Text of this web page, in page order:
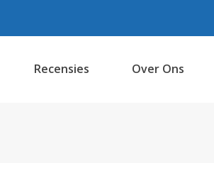
Recensies Over Ons